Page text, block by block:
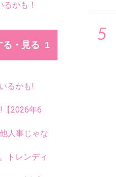
かも！
る・見る
るかも!
2026年6
人事じゃな
トレンディ
5